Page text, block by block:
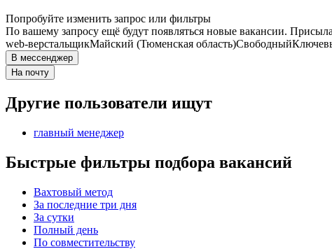
Попробуйте изменить запрос или фильтры
По вашему запросу ещё будут появляться новые вакансии.
web-верстальщикМайский (Тюменская область)Свободный
В мессенджер
На почту
Другие пользователи ищут
главный менеджер
Быстрые фильтры подбора вакансий
Вахтовый метод
За последние три дня
За сутки
Полный день
По совместительству